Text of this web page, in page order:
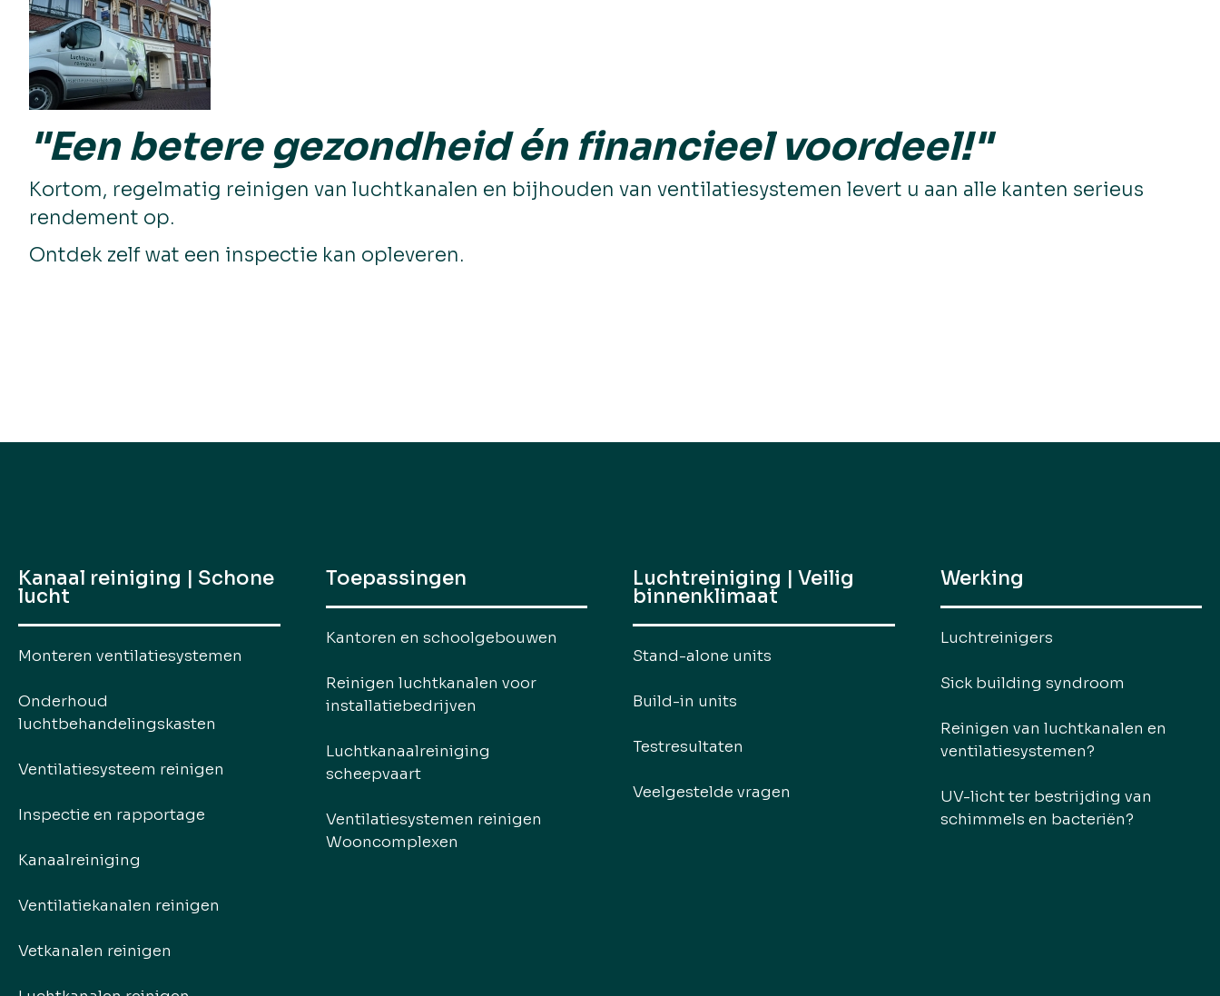
"Een betere gezondheid én financieel voordeel!"
Kortom, regelmatig reinigen van luchtkanalen en bijhouden van ventilatiesystemen levert u aan alle kanten serieus
rendement op.
Ontdek zelf wat een inspectie kan opleveren.
Kanaal reiniging | Schone
lucht
Monteren ventilatiesystemen
Onderhoud
luchtbehandelingskasten
Ventilatiesysteem reinigen
Inspectie en rapportage
Kanaalreiniging
Ventilatiekanalen reinigen
Vetkanalen reinigen
Toepassingen
Kantoren en schoolgebouwen
Reinigen luchtkanalen voor
installatiebedrijven
Luchtkanaalreiniging
scheepvaart
Ventilatiesystemen reinigen
Wooncomplexen
Luchtreiniging | Veilig
binnenklimaat
Stand-alone units
Build-in units
Testresultaten
Veelgestelde vragen
Werking
Luchtreinigers
Sick building syndroom
Reinigen van luchtkanalen en
ventilatiesystemen?
UV-licht ter bestrijding van
schimmels en bacteriën?